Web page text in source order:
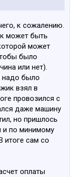
к сожалению.
может быть
может
было
или нет).
надо было
взял в
провозился с
даже машину
но пришлось
и по минимому
итоге сам со
оплаты